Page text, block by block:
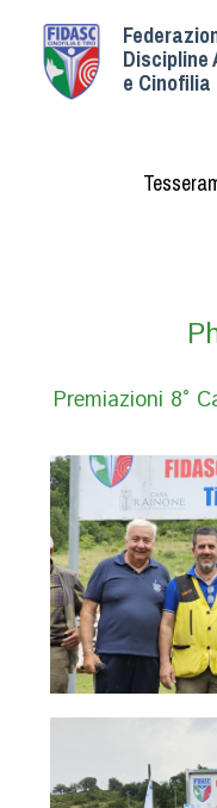
Discipline
e
Premiazioni 8°